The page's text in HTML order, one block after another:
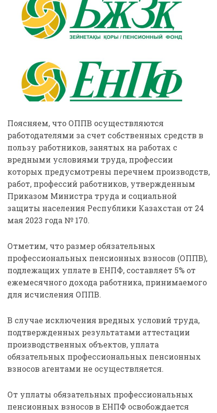
Поясняем, что ОППВ осуществляются
работодателями за счет собственных средств в
пользу работников, занятых на работах с
вредными условиями труда, профессии
которых предусмотрены перечнем производств,
работ, профессий работников, утвержденным
Приказом Министра труда и социальной
защиты населения Республики Казахстан от 24
мая 2023 года № 170.
Отметим, что размер обязательных
профессиональных пенсионных взносов (ОППВ),
подлежащих уплате в ЕНПФ, составляет 5% от
ежемесячного дохода работника, принимаемого
для исчисления ОППВ.
В случае исключения вредных условий труда,
подтвержденных результатами аттестации
производственных объектов, уплата
обязательных профессиональных пенсионных
взносов агентами не осуществляется.
От уплаты обязательных профессиональных
пенсионных взносов в ЕНПФ освобождается